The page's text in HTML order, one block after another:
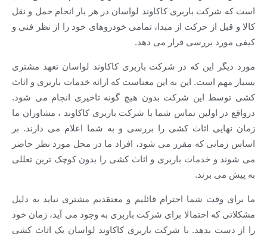
باربری کاکاوند لواسان در هر بار انجام حمل و نقل
از حرکت از مبدا، تمامی خودروهای خود را از نظر فنی و
بررسی قرار می دهد.
این که در شرکت باربری کاکاوند لواسان تعهد مشتری
این به این معناست که ارائه خدمات باربری و اثاث
این شرکت بدون هیچ گونه تاخیری انجام می شود.
تماس شما با شرکت باربری کاکاوند ، مشاوران ما
اثاث کشی را بررسی و به شما اعلام می دارند. بر
که مقرر می شود، افراد ما در محل مورد نظر حاضر
خدمات باربری و اثاث کشی را بدون کوچک ترین تعللی
شما احترام قائلیم و معتقدیم مشتری نباید به دلیل
احتمالا برای شرکت باربری به وجود می آید، زمان خود
بدهد. با شرکت باربری کاکاوند لواسان یک اثاث کشی